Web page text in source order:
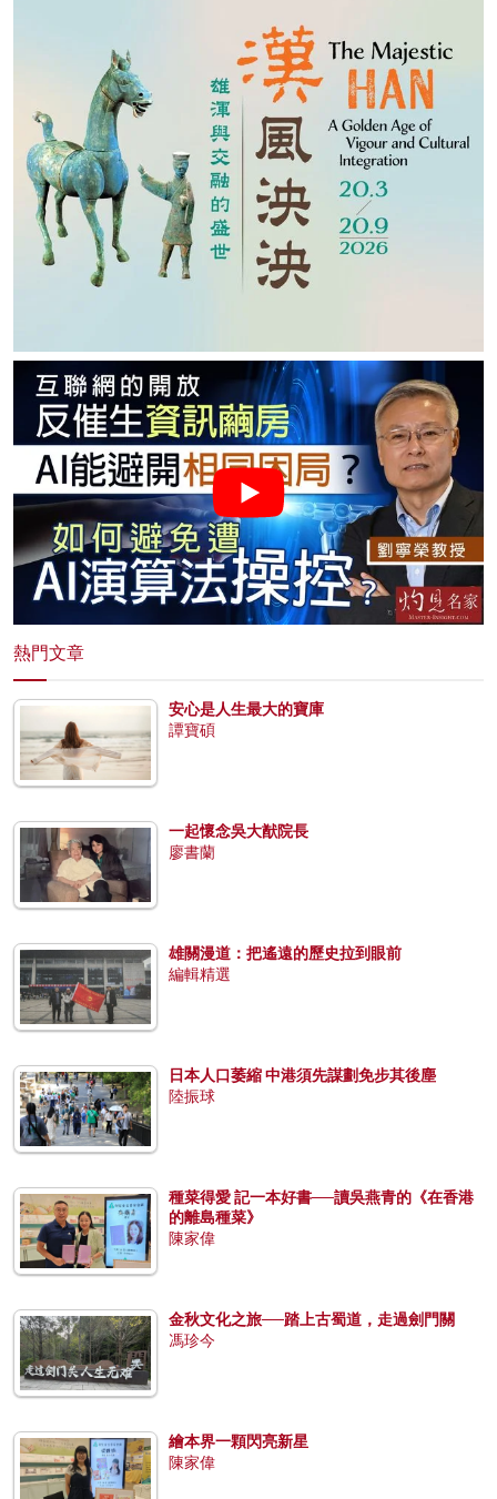
熱門文章
安心是人生最大的寶庫
譚寶碩
一起懷念吳大猷院長
廖書蘭
雄關漫道：把遙遠的歷史拉到眼前
編輯精選
日本人口萎縮 中港須先謀劃免步其後塵
陸振球
種菜得愛 記一本好書──讀吳燕青的《在香港
的離島種菜》
陳家偉
金秋文化之旅──踏上古蜀道，走過劍門關
馮珍今
繪本界一顆閃亮新星
陳家偉